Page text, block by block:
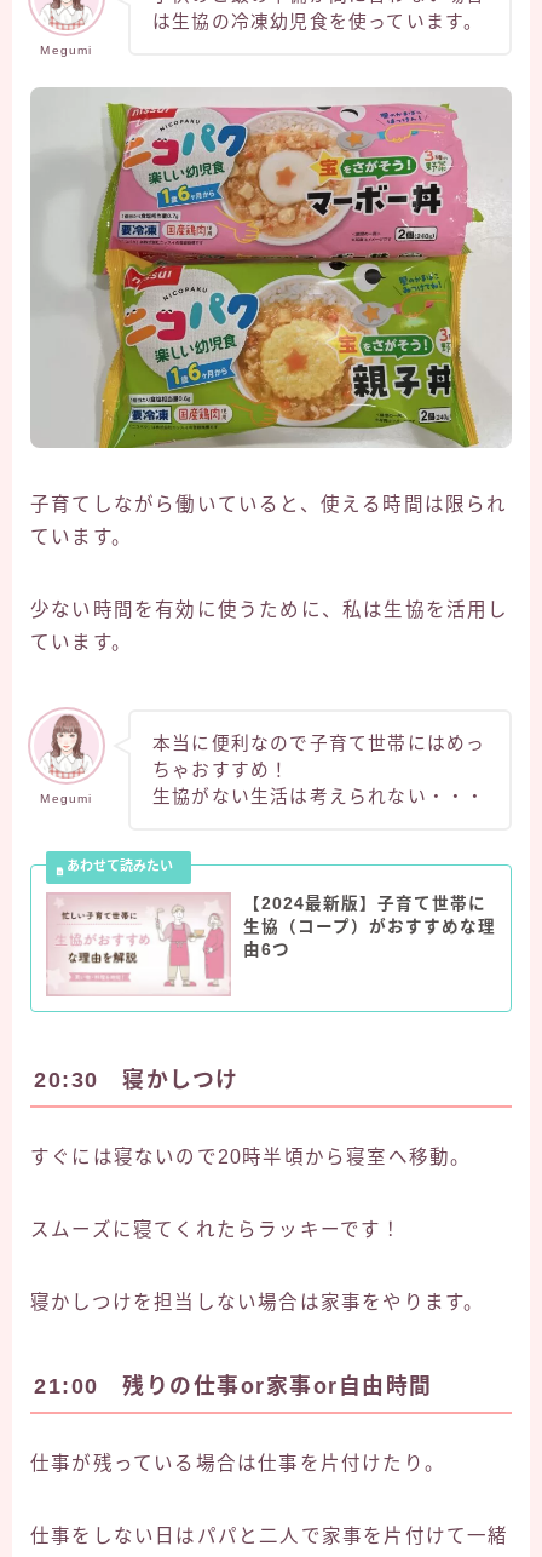
Megumi
は生協の冷凍幼児食を使っています。
子育てしながら働いていると、使える時間は限られ
ています。
少ない時間を有効に使うために、私は生協を活用し
ています。
Megumi
本当に便利なので子育て世帯にはめっ
ちゃおすすめ！
生協がない生活は考えられない・・・
【2024最新版】子育て世帯に
生協（コープ）がおすすめな理
由6つ
20:30 寝かしつけ
すぐには寝ないので20時半頃から寝室へ移動。
スムーズに寝てくれたらラッキーです！
寝かしつけを担当しない場合は家事をやります。
21:00 残りの仕事or家事or自由時間
仕事が残っている場合は仕事を片付けたり。
仕事をしない日はパパと二人で家事を片付けて一緒